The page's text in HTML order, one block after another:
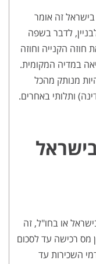
זה אומר
לדבר בשפה
הקנייה וחוזה
במדיה המקומית.
מנותק מהכל
ותלותי באחרים.
או בחו"ל, זה
מס רכישה עד לסכום
מדמי השכירות עד